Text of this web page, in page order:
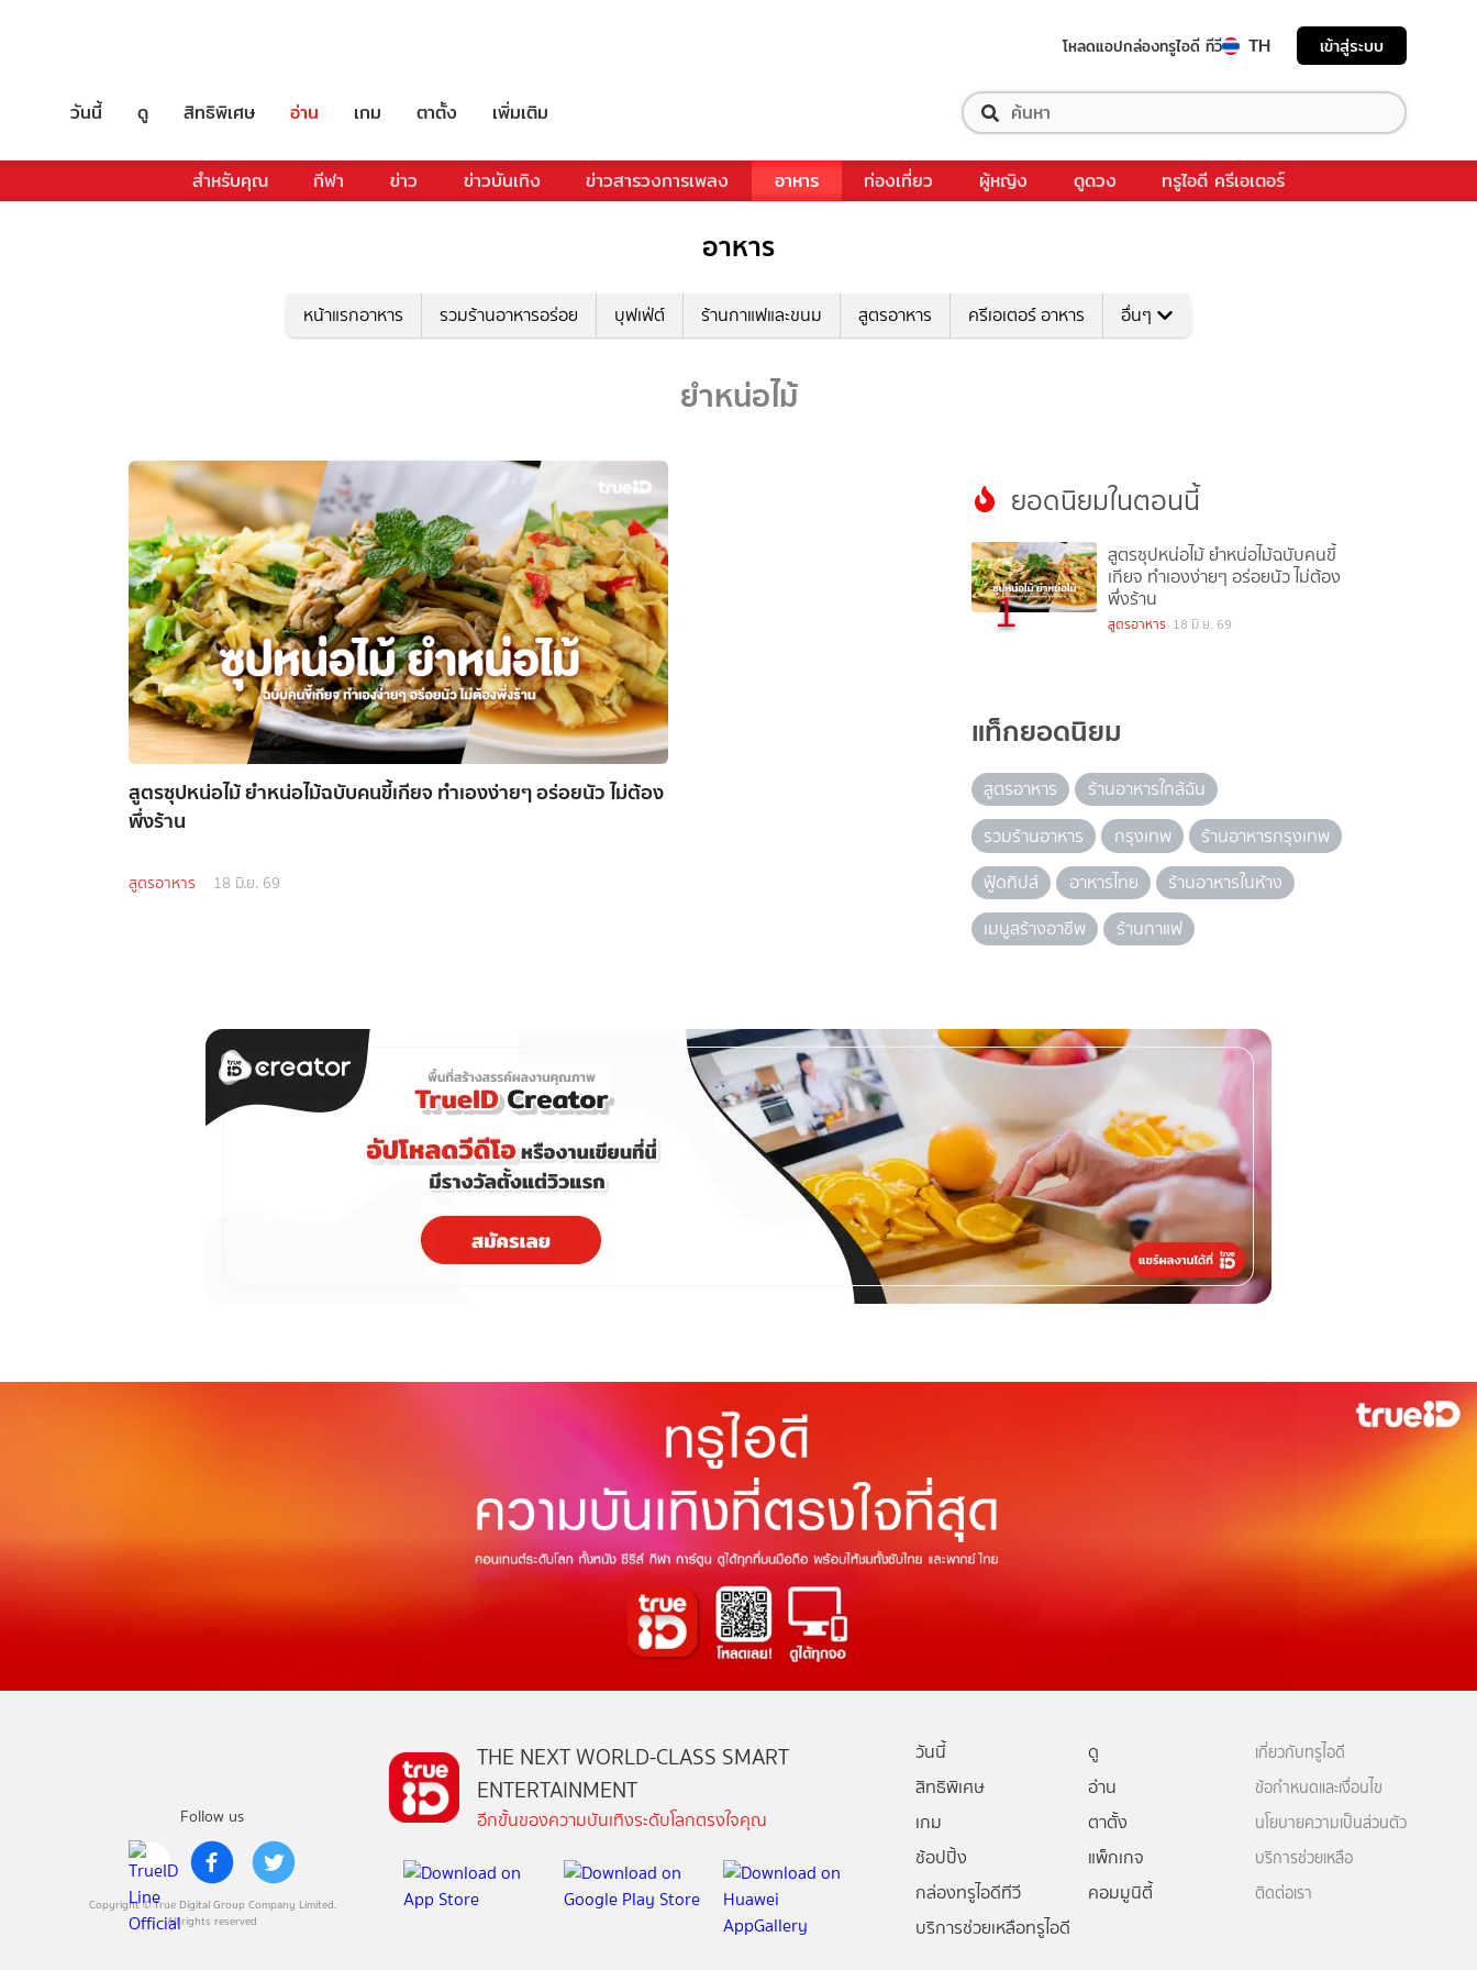
โหลดแอปกล่องทรูไอดี ทีวี TH เข้าสู่ระบบ
วันนี้ ดู สิทธิพิเศษ อ่าน เกม ตาตั้ง เพิ่มเติม
สำหรับคุณ กีฬา ข่าว ข่าวบันเทิง ข่าวสารวงการเพลง อาหาร ท่องเที่ยว ผู้หญิง ดูดวง ทรูไอดี ครีเอเตอร์
อาหาร
หน้าแรกอาหาร รวมร้านอาหารอร่อย บุฟเฟ่ต์ ร้านกาแฟและขนม สูตรอาหาร ครีเอเตอร์ อาหาร อื่นๆ
ยำหน่อไม้
สูตรซุปหน่อไม้ ยำหน่อไม้ฉบับคนขี้เกียจ ทำเองง่ายๆ อร่อยนัว ไม่ต้อง
พึ่งร้าน
สูตรอาหาร 18 มิ.ย. 69
ยอดนิยมในตอนนี้
1
สูตรซุปหน่อไม้ ยำหน่อไม้ฉบับคนขี้
เกียจ ทำเองง่ายๆ อร่อยนัว ไม่ต้อง
พึ่งร้าน
สูตรอาหาร 18 มิ.ย. 69
แท็กยอดนิยม
สูตรอาหาร
ร้านอาหารใกล้ฉัน
รวมร้านอาหาร
กรุงเทพ
ร้านอาหารกรุงเทพ
ฟู้ดทิปส์
อาหารไทย
ร้านอาหารในห้าง
เมนูสร้างอาชีพ
ร้านกาแฟ
Follow us
Copyright © True Digital Group Company Limited.
All rights reserved
THE NEXT WORLD-CLASS SMART
ENTERTAINMENT
อีกขั้นของความบันเทิงระดับโลกตรงใจคุณ
วันนี้
ดู
สิทธิพิเศษ
อ่าน
เกม
ตาตั้ง
ช้อปปิ้ง
แพ็กเกจ
กล่องทรูไอดีทีวี
คอมมูนิตี้
บริการช่วยเหลือทรูไอดี
เกี่ยวกับทรูไอดี
ข้อกำหนดและเงื่อนไข
นโยบายความเป็นส่วนตัว
บริการช่วยเหลือ
ติดต่อเรา